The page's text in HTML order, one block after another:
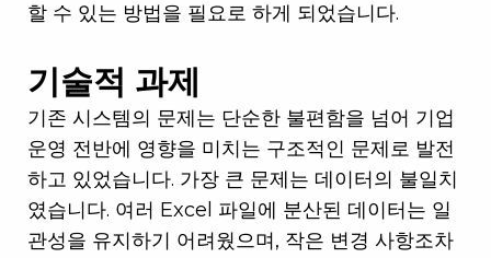
할 수 있는 방법을 필요로 하게 되었습니다.
기술적 과제
기존 시스템의 문제는 단순한 불편함을 넘어 기업
운영 전반에 영향을 미치는 구조적인 문제로 발전
하고 있었습니다. 가장 큰 문제는 데이터의 불일치
였습니다. 여러 Excel 파일에 분산된 데이터는 일
관성을 유지하기 어려웠으며, 작은 변경 사항조차